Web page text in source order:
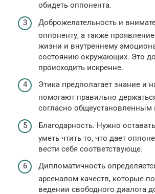
обидеть оппонента.
Доброжелательность и
оппоненту, а также
жизни и внутреннему
состоянию окружающих. Это
происходить искренне.
Этика предполагает знание и
помогают правильно
согласно общеустановленным
Благодарность. Нужно
уметь чтить то, что дает
вести себя соответствующе.
Дипломатичность
арсеналом качеств, которые
ведении свободного диалога